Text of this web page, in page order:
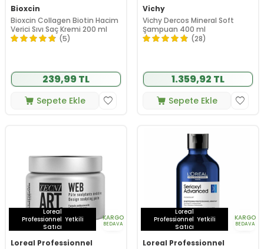
Bioxcin
Bioxcin Collagen Biotin Hacim
Verici Sıvı Saç Kremi 200 ml
(5)
239,99 TL
Sepete Ekle
Vichy
Vichy Dercos Mineral Soft
Şampuan 400 ml
(28)
1.359,92 TL
Sepete Ekle
Loreal
Professionnel Yetkili
Satıcı
KARGO
BEDAVA
Loreal Professionnel
Loreal
Professionnel Yetkili
Satıcı
KARGO
BEDAVA
Loreal Professionnel